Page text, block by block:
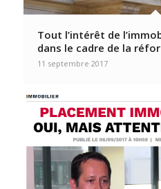
Tout l’intérêt de
dans le cadre de la
11 septembre 2017